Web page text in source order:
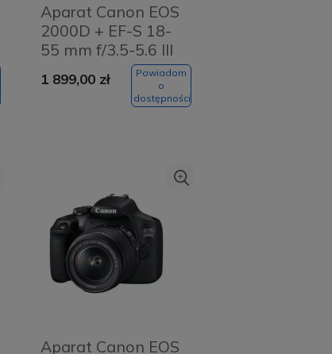
Aparat Canon EOS
2000D + EF-S 18-
55 mm f/3.5-5.6 III
+ torba SB130 +
SD 16GB
1 899,00 zł
Powiadom
o
dostępności
Aparat Canon EOS